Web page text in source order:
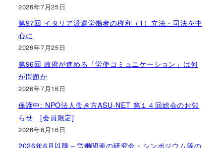
2026年7月25日
第97回 イタリア派遣労働者の権利（1）立法・司法を中
心に
2026年7月25日
第96回 政府が進める「労使コミュニケーション」は何
が問題か
2026年7月16日
保護中: NPO法人働き方ASU-NET 第１４回総会のお知
らせ [会員限定]
2026年6月16日
2026年6月以降～労働関連の研究会・シンポジウム等の